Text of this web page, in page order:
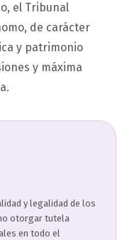
el Tribunal
de carácter
y patrimonio
y máxima
y legalidad de los
otorgar tutela
en todo el